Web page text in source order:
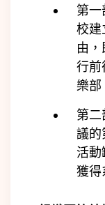
第一
校建
由
行前
樂部
第二
議的
活動
獲得